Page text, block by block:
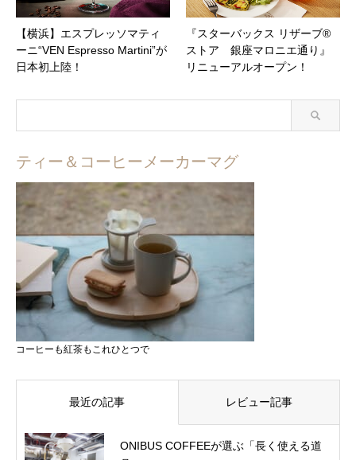
【横浜】エスプレッソマティ
ーニ“VEN Espresso Martini”が
日本初上陸！
『スターバックス リザーブ®
ストア 銀座マロニエ通り』
リニューアルオープン！
ティー＆コーヒーメーカーマグ
コーヒーも紅茶もこれひとつで
最近の記事 レビュー記事
ONIBUS COFFEEが選ぶ「長く使える道